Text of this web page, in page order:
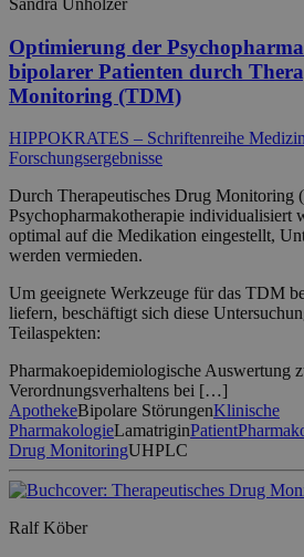
Optimierung der
bipolarer Patienten durch
Monitoring (TDM)
HIPPOKRATES – Schriftenreihe
Forschungsergebnisse
Durch Therapeutisches Drug Monitoring
Psychopharmakotherapie individualisiert
optimal auf die Medikation eingestellt,
werden vermieden.
Um geeignete Werkzeuge für das TDM
liefern, beschäftigt sich diese
Teilaspekten:
Pharmakoepidemiologische Auswertung
Verordnungsverhaltens bei […]
ApothekeBipolare StörungenKlinische
PharmakologieLamatriginPatient
Drug MonitoringUHPLC
Ralf Köber